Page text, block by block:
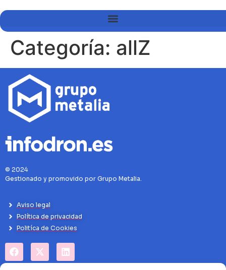
Categoría: allZ
© 2024
Gestionado y promovido por Grupo Metalia.
Aviso legal
Política de privacidad
Politíca de Cookies